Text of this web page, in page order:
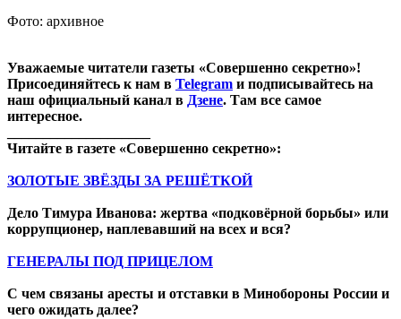
Фото: архивное
Уважаемые читатели газеты «Совершенно секретно»!
Присоединяйтесь к нам в Telegram и подписывайтесь на
наш официальный канал в Дзене. Там все самое
интересное.
Читайте в газете «Совершенно секретно»:
ЗОЛОТЫЕ ЗВЁЗДЫ ЗА РЕШЁТКОЙ
Дело Тимура Иванова: жертва «подковёрной борьбы» или
коррупционер, наплевавший на всех и вся?
ГЕНЕРАЛЫ ПОД ПРИЦЕЛОМ
С чем связаны аресты и отставки в Минобороны России и
чего ожидать далее?